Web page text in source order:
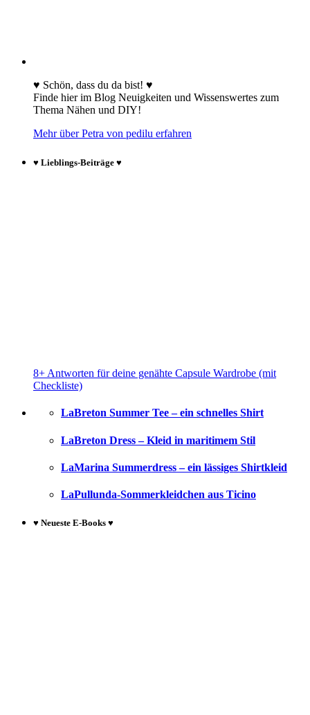
♥ Schön, dass du da bist! ♥
Finde hier im Blog Neuigkeiten und Wissenswertes zum
Thema Nähen und DIY!
Mehr über Petra von pedilu erfahren
♥ Lieblings-Beiträge ♥
8+ Antworten für deine genähte Capsule Wardrobe (mit
Checkliste)
LaBreton Summer Tee – ein schnelles Shirt
LaBreton Dress – Kleid in maritimem Stil
LaMarina Summerdress – ein lässiges Shirtkleid
LaPullunda-Sommerkleidchen aus Ticino
♥ Neueste E-Books ♥